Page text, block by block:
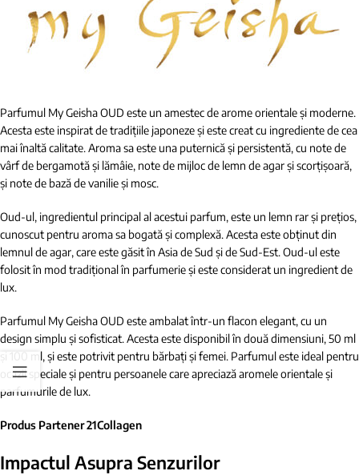
Parfumul My Geisha OUD este un amestec de arome orientale și moderne.
Acesta este inspirat de tradițiile japoneze și este creat cu ingrediente de cea
mai înaltă calitate. Aroma sa este una puternică și persistentă, cu note de
vârf de bergamotă și lămâie, note de mijloc de lemn de agar și scorțișoară,
și note de bază de vanilie și mosc.
Oud-ul, ingredientul principal al acestui parfum, este un lemn rar și prețios,
cunoscut pentru aroma sa bogată și complexă. Acesta este obținut din
lemnul de agar, care este găsit în Asia de Sud și de Sud-Est. Oud-ul este
folosit în mod tradițional în parfumerie și este considerat un ingredient de
lux.
Parfumul My Geisha OUD este ambalat într-un flacon elegant, cu un
design simplu și sofisticat. Acesta este disponibil în două dimensiuni, 50 ml
și 100 ml, și este potrivit pentru bărbați și femei. Parfumul este ideal pentru
ocazii speciale și pentru persoanele care apreciază aromele orientale și
parfumurile de lux.
Produs Partener 21Collagen
Impactul Asupra Senzurilor